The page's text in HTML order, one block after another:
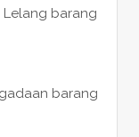
Lelang barang
barang